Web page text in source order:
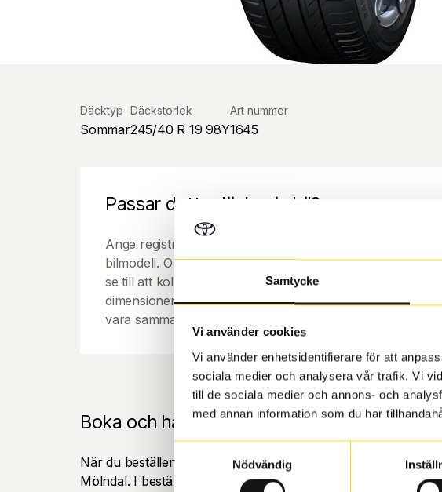
Samtycke
Vi använder cookies
Vi använder enhetsidentifierare för att
sociala medier och analysera vår trafik. Vi
till de sociala medier och annons- och
med annan information som du har
Nödvändig
Däcktyp
Sommar
Däckstorlek
245/40 R 19 98Y
Art nummer
1645
Passar detta däck min bil?
Ange registreringsnummer för att se om det däck du valt
bilmodell. Om du köper däck som skall sättas på dina
se till att kolla en extra gång så att däck och fälg har
dimensioner. Ibland kan fälgen ha bytts ut under årens
vara samma dimension som bilen hade ut från fabrik.
Boka och hämta hos Däckspecialen
När du beställer dina nya däck eller fälgar hos oss levereras
Mölndal. I beställningen anger du datum och tid för